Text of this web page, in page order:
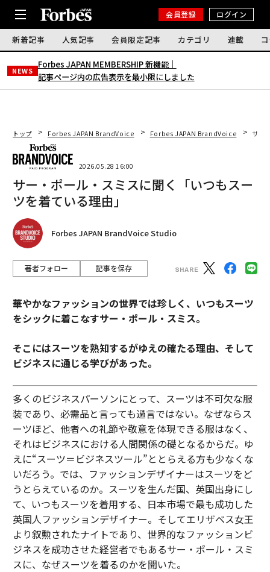
会員登録 ログイン
新着記事 人気記事 会員限定記事 カテゴリ 連載
NEWS
Forbes JAPAN MEMBERSHIP 新機能｜
記事ページ内の広告表示を最小限にしました
トップ Forbes JAPAN BrandVoice Forbes JAPAN BrandVoice サー
2026.05.28 16:00
サー・ポール・スミスに聞く「いつもスー
ツを着ている理由」
Forbes JAPAN BrandVoice Studio
著者フォロー 記事を保存
華やかなファッションの世界では珍しく、いつもスーツ
をシックに着こなすサー・ポール・スミス。
そこにはスーツを熟知するがゆえの確たる理由、そして
ビジネスに通じる学びがあった。
多くのビジネスパーソンにとって、スーツは不可欠な服
装であり、必需品と言っても過言ではない。なぜならス
ーツほど、他者への礼節や敬意を体現できる服はなく、
それはビジネスにおける人間関係の礎となるからだ。ゆ
えに“スーツ＝ビジネスツール”ととらえる方も少なくな
いだろう。では、ファッションデザイナーはスーツをど
うとらえているのか。スーツを生んだ国、英国出身にし
て、いつもスーツを着用する、日本市場で最も成功した
英国人ファッションデザイナー。そしてエリザベス女王
より叙勲されたナイトであり、世界的なファッションビ
ジネスを成功させた経営者でもあるサー・ポール・スミ
スに、なぜスーツを着るのかを聞いた。